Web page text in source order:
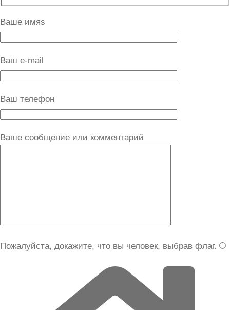
Ваше имяs
Ваш e-mail
Ваш телефон
Ваше сообщение или комментарий
Пожалуйста, докажите, что вы человек, выбрав флаг.